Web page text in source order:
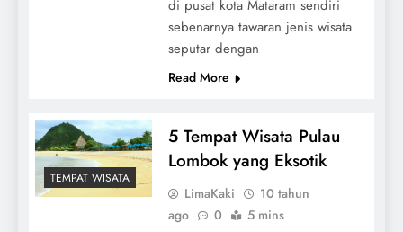
di pusat kota Mataram sendiri
sebenarnya tawaran jenis wisata
seputar dengan
Read More
TEMPAT WISATA
5 Tempat Wisata Pulau
Lombok yang Eksotik
LimaKaki
10 tahun
ago
0 5 mins